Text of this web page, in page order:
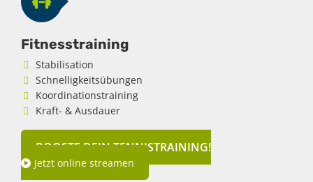
Fitnesstraining
Stabilisation
Schnelligkeitsübungen
Koordinationstraining
Kraft- & Ausdauer
BOOSTE DEIN TENNISTRAINING!
Jetzt online streamen